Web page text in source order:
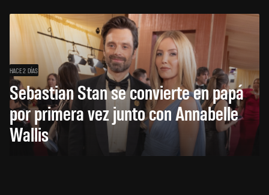
HACE 2 DÍAS
Sebastian Stan se convierte en papá
por primera vez junto con Annabelle
Wallis